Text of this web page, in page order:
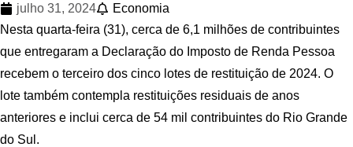
julho 31, 2024
Economia
Nesta quarta-feira (31), cerca de 6,1 milhões de contribuintes
que entregaram a Declaração do Imposto de Renda Pessoa
recebem o terceiro dos cinco lotes de restituição de 2024. O
lote também contempla restituições residuais de anos
anteriores e inclui cerca de 54 mil contribuintes do Rio Grande
do Sul.